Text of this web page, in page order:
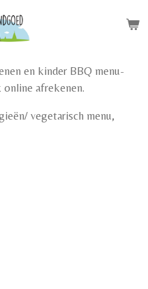
en kinder BBQ menu-
afrekenen.
vegetarisch menu,